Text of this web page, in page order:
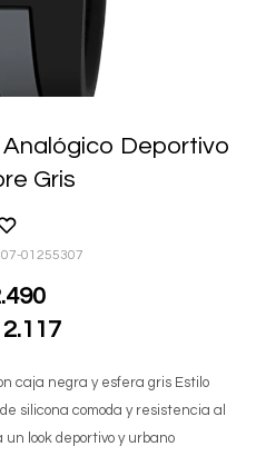
Analógico Deportivo
Gris
01255307
2.117
caja negra y esfera gris Estilo
silicona comoda y resistencia al
look deportivo y urbano